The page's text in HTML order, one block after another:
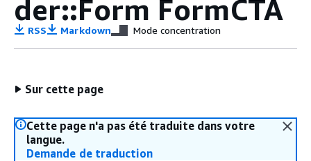
der::Form FormCTA
RSS Markdown Mode concentration
Sur cette page
Cette page n'a pas été traduite dans votre
langue.
Demande de traduction